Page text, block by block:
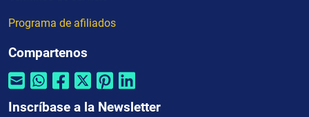
Programa de afiliados
Compartenos
Inscríbase a la Newsletter